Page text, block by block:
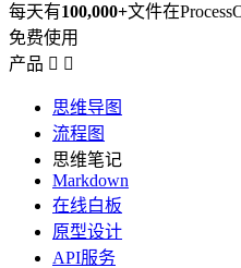
每天有100,000+文件在
免费使用
产品  
思维导图
流程图
思维笔记
Markdown
在线白板
原型设计
API服务